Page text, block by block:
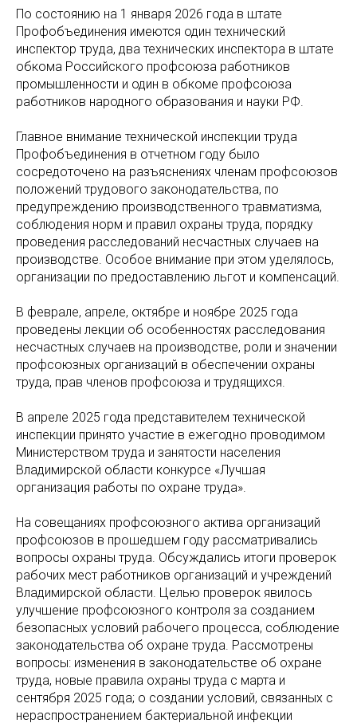
По состоянию на 1 января 2026 года в штате
Профобъединения имеются один технический
инспектор труда, два технических инспектора в штате
обкома Российского профсоюза работников
промышленности и один в обкоме профсоюза
работников народного образования и науки РФ.
Главное внимание технической инспекции труда
Профобъединения в отчетном году было
сосредоточено на разъяснениях членам профсоюзов
положений трудового законодательства, по
предупреждению производственного травматизма,
соблюдения норм и правил охраны труда, порядку
проведения расследований несчастных случаев на
производстве. Особое внимание при этом уделялось,
организации по предоставлению льгот и компенсаций.
В феврале, апреле, октябре и ноябре 2025 года
проведены лекции об особенностях расследования
несчастных случаев на производстве, роли и значении
профсоюзных организаций в обеспечении охраны
труда, прав членов профсоюза и трудящихся.
В апреле 2025 года представителем технической
инспекции принято участие в ежегодно проводимом
Министерством труда и занятости населения
Владимирской области конкурсе «Лучшая
организация работы по охране труда».
На совещаниях профсоюзного актива организаций
профсоюзов в прошедшем году рассматривались
вопросы охраны труда. Обсуждались итоги проверок
рабочих мест работников организаций и учреждений
Владимирской области. Целью проверок явилось
улучшение профсоюзного контроля за созданием
безопасных условий рабочего процесса, соблюдение
законодательства об охране труда. Рассмотрены
вопросы: изменения в законодательстве об охране
труда, новые правила охраны труда с марта и
сентября 2025 года; о создании условий, связанных с
нераспространением бактериальной инфекции